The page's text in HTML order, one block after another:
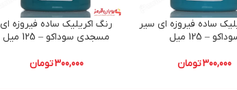
ساده فیروزه ای سیر
– 125 میل
300,000تومان
رنگ اکریلیک ساده فیروزه ای
مسجدی سوداکو – 125 میل
300,000تومان